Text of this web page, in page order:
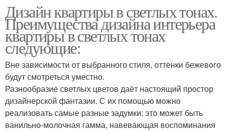
Дизайн квартиры в светлых тонах.
Преимущества дизайна интерьера
квартиры в светлых тонах
следующие:
Вне зависимости от выбранного стиля, оттенки бежевого
будут смотреться уместно.
Разнообразие светлых цветов даёт настоящий простор
дизайнерской фантазии. С их помощью можно
реализовать самые разные задумки: это может быть
ванильно-молочная гамма, навевающая воспоминания